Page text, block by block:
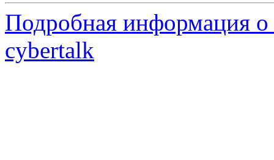
Подробная информация о
cybertalk